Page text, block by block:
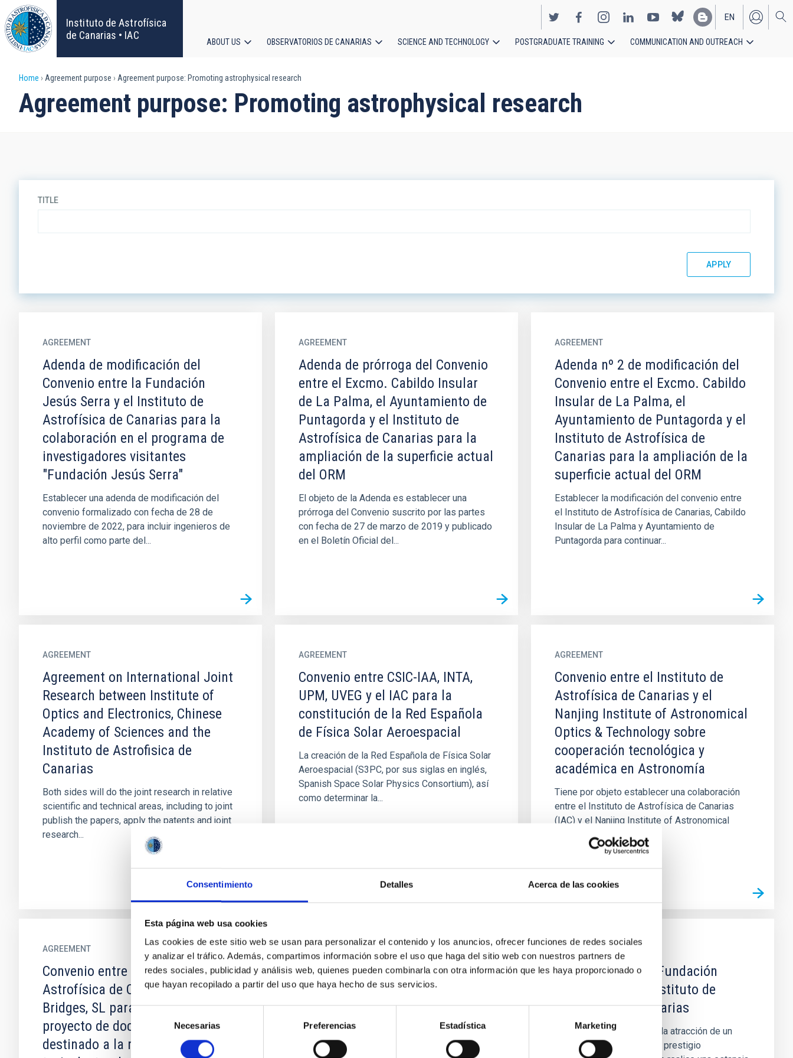
Consentimiento Detalles Acerca de las cookies
Esta página web usa cookies
Las cookies de este sitio web se usan para personalizar el contenido y los anuncios, ofrecer funciones de redes sociales
y analizar el tráfico. Además, compartimos información sobre el uso que haga del sitio web con nuestros partners de
redes sociales, publicidad y análisis web, quienes pueden combinarla con otra información que les haya proporcionado o
que hayan recopilado a partir del uso que haya hecho de sus servicios.
Selección
de
consentimiento
Necesarias Preferencias Estadística Marketing
Skip
to
main
content
Instituto de Astrofísica
de Canarias • IAC
EN
ES
navigation
ABOUT US OBSERVATORIOS DE CANARIAS SCIENCE AND TECHNOLOGY POSTGRADUATE TRAINING COMMUNICATION AND OUTREACH
Breadcrumb
Home Agreement purpose Agreement purpose: Promoting astrophysical research
Agreement purpose: Promoting astrophysical research
TITLE
AGREEMENT
Adenda de modificación del
Convenio entre la Fundación
Jesús Serra y el Instituto de
Astrofísica de Canarias para la
colaboración en el programa de
investigadores visitantes
"Fundación Jesús Serra"
Establecer una adenda de modificación del
convenio formalizado con fecha de 28 de
noviembre de 2022, para incluir ingenieros de
alto perfil como parte del...
AGREEMENT
Adenda de prórroga del Convenio
entre el Excmo. Cabildo Insular
de La Palma, el Ayuntamiento de
Puntagorda y el Instituto de
Astrofísica de Canarias para la
ampliación de la superficie actual
del ORM
El objeto de la Adenda es establecer una
prórroga del Convenio suscrito por las partes
con fecha de 27 de marzo de 2019 y publicado
en el Boletín Oficial del...
AGREEMENT
Adenda nº 2 de modificación del
Convenio entre el Excmo. Cabildo
Insular de La Palma, el
Ayuntamiento de Puntagorda y el
Instituto de Astrofísica de
Canarias para la ampliación de la
superficie actual del ORM
Establecer la modificación del convenio entre
el Instituto de Astrofísica de Canarias, Cabildo
Insular de La Palma y Ayuntamiento de
Puntagorda para continuar...
AGREEMENT
Agreement on International Joint
Research between Institute of
Optics and Electronics, Chinese
Academy of Sciences and the
Instituto de Astrofisica de
Canarias
Both sides will do the joint research in relative
scientific and technical areas, including to joint
publish the papers, apply the patents and joint
research...
AGREEMENT
Convenio entre CSIC-IAA, INTA,
UPM, UVEG y el IAC para la
constitución de la Red Española
de Física Solar Aeroespacial
La creación de la Red Española de Física Solar
Aeroespacial (S3PC, por sus siglas en inglés,
Spanish Space Solar Physics Consortium), así
como determinar la...
AGREEMENT
Convenio entre el Instituto de
Astrofísica de Canarias y el
Nanjing Institute of Astronomical
Optics & Technology sobre
cooperación tecnológica y
académica en Astronomía
Tiene por objeto establecer una colaboración
entre el Instituto de Astrofísica de Canarias
(IAC) y el Nanjing Institute of Astronomical
Optics & Technology...
AGREEMENT
Convenio entre el Instituto de
Astrofísica de Canarias y Light
Bridges, SL para el desarrollo del
proyecto de doctorado industrial
destinado a la realización de la
AGREEMENT
Convenio entre el Instituto de
Astrofísica de Canarias y Light
Bridges, SL, para el desarrollo de
un programa de becas científicas
y tecnológicas
Convenio entre la Fundación
Jesús Serra y el Instituto de
Astrofísica de Canarias
El objeto del convenio es la atracción de un
profesor visitante de gran prestigio